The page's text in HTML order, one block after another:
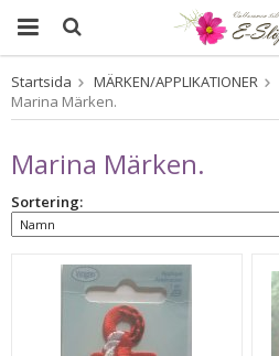
Startsida MÄRKEN/APPLIKATIONER
Marina Märken.
Marina Märken.
Sortering: